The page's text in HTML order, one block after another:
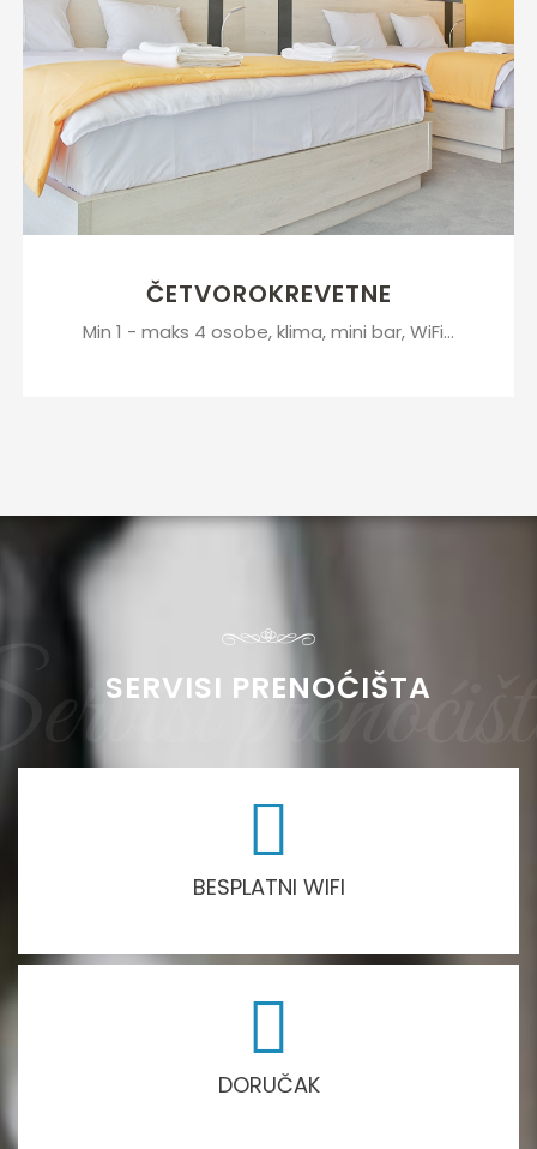
ČETVOROKREVETNE
Min 1 - maks 4 osobe, klima, mini bar, WiFi...
SERVISI PRENOĆIŠTA
BESPLATNI WIFI
DORUČAK